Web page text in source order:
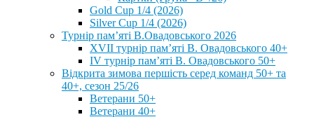
Gold Cup 1/4 (2026)
Silver Cup 1/4 (2026)
Турнір пам’яті В.Овадовського 2026
XVII турнір пам’яті В. Овадовського 40+
IV турнір пам’яті В. Овадовського 50+
Відкрита зимова першість серед команд 50+ та
40+, сезон 25/26
Ветерани 50+
Ветерани 40+